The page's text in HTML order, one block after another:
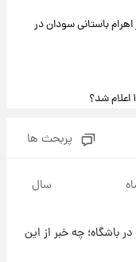
باستانی سودان در
پربحث ها
سال
چه خبر از این